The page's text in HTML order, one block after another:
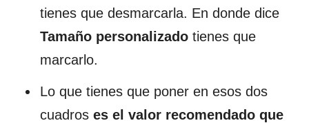
tienes que desmarcarla. En donde dice
Tamaño personalizado tienes que
marcarlo.
Lo que tienes que poner en esos dos
cuadros es el valor recomendado que